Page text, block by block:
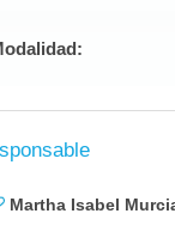
Martha Isabel